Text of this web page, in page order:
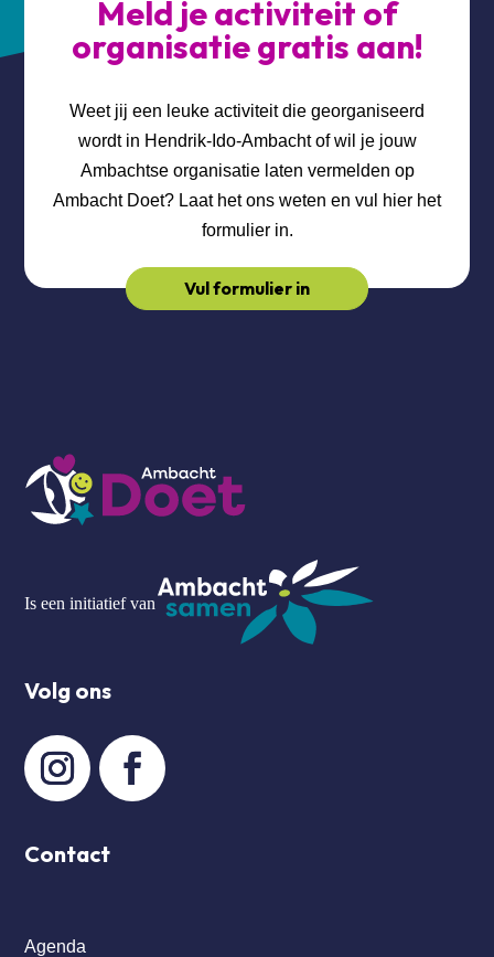
Meld je activiteit of
organisatie gratis aan!
Weet jij een leuke activiteit die georganiseerd
wordt in Hendrik-Ido-Ambacht of wil je jouw
Ambachtse organisatie laten vermelden op
Ambacht Doet? Laat het ons weten en vul hier het
formulier in.
Vul formulier in
Is een initiatief van
Volg ons
Contact
Agenda